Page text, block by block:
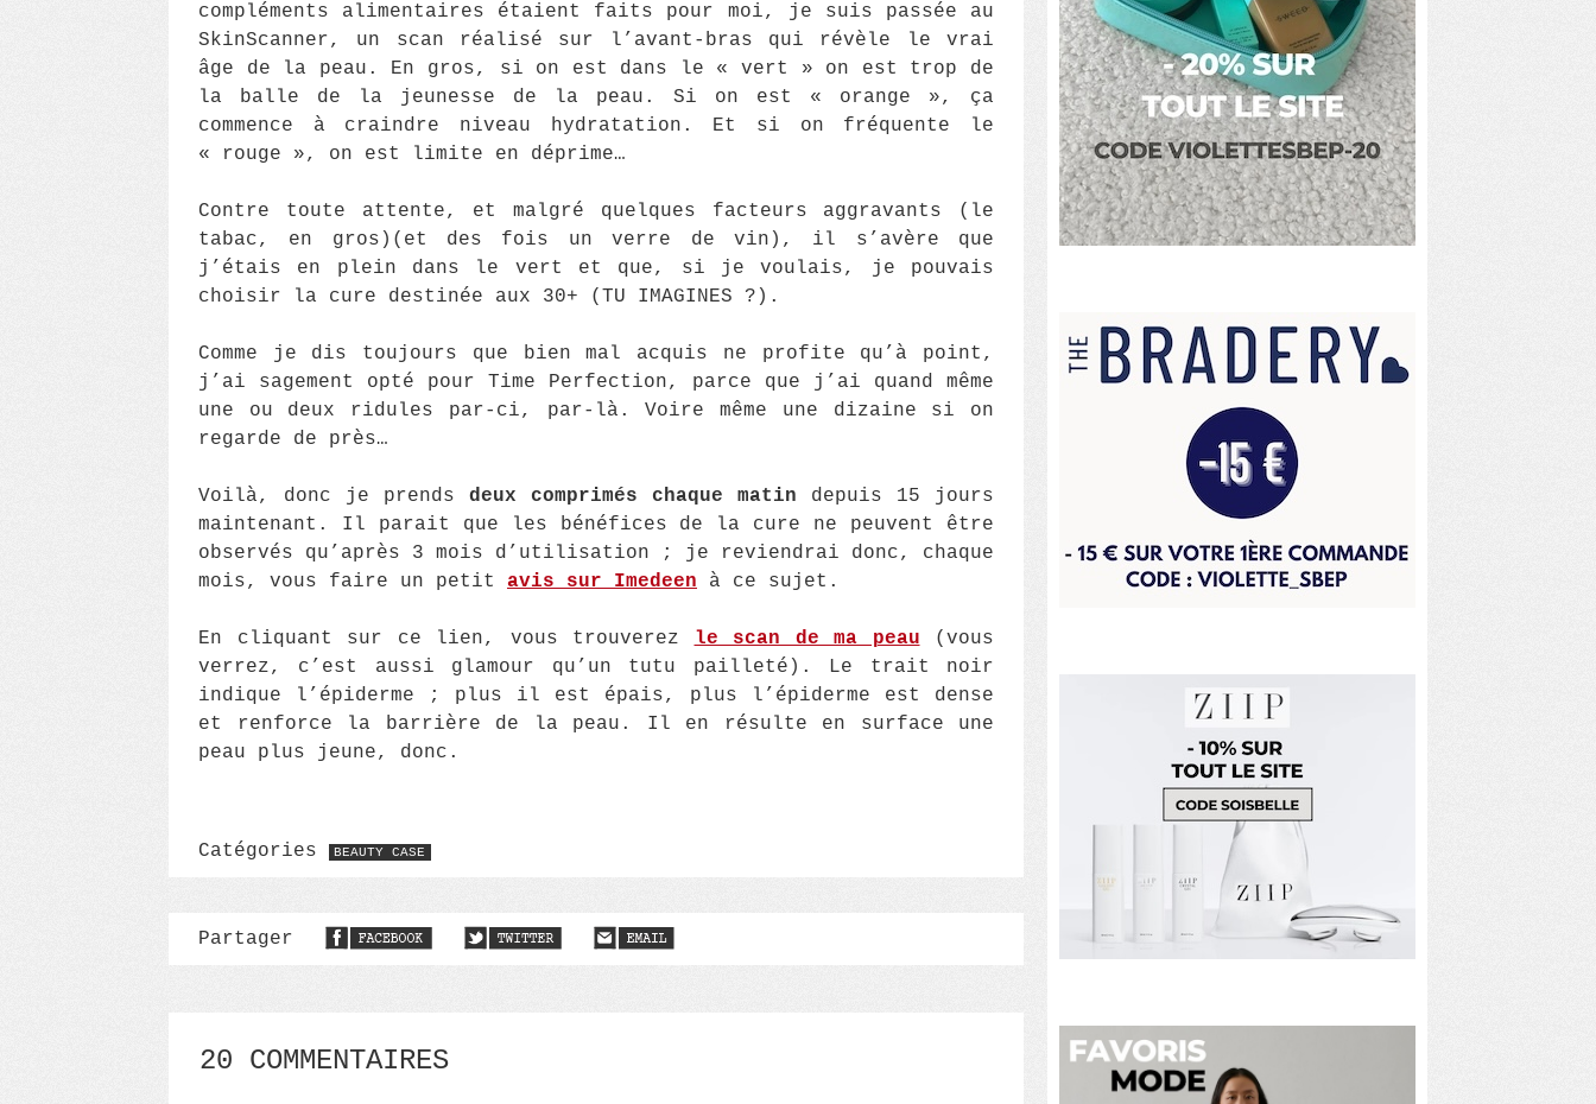
compléments alimentaires étaient faits pour moi, je suis passée au
SkinScanner, un scan réalisé sur l’avant-bras qui révèle le vrai
âge de la peau. En gros, si on est dans le « vert » on est trop de
la balle de la jeunesse de la peau. Si on est « orange », ça
commence à craindre niveau hydratation. Et si on fréquente le
« rouge », on est limite en déprime…
Contre toute attente, et malgré quelques facteurs aggravants (le
tabac, en gros)(et des fois un verre de vin), il s’avère que
j’étais en plein dans le vert et que, si je voulais, je pouvais
choisir la cure destinée aux 30+ (TU IMAGINES ?).
Comme je dis toujours que bien mal acquis ne profite qu’à point,
j’ai sagement opté pour Time Perfection, parce que j’ai quand même
une ou deux ridules par-ci, par-là. Voire même une dizaine si on
regarde de près…
Voilà, donc je prends deux comprimés chaque matin depuis 15 jours
maintenant. Il parait que les bénéfices de la cure ne peuvent être
observés qu’après 3 mois d’utilisation ; je reviendrai donc, chaque
mois, vous faire un petit avis sur Imedeen à ce sujet.
En cliquant sur ce lien, vous trouverez le scan de ma peau (vous
verrez, c’est aussi glamour qu’un tutu pailleté). Le trait noir
indique l’épiderme ; plus il est épais, plus l’épiderme est dense
et renforce la barrière de la peau. Il en résulte en surface une
peau plus jeune, donc.
Catégories BEAUTY CASE
Partager
20 COMMENTAIRES